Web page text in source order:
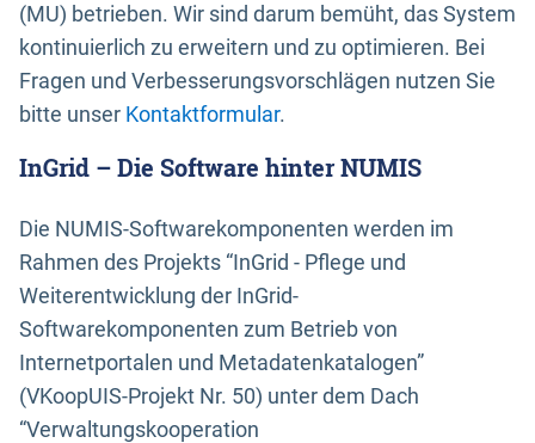
(MU) betrieben. Wir sind darum bemüht, das System
kontinuierlich zu erweitern und zu optimieren. Bei
Fragen und Verbesserungsvorschlägen nutzen Sie
bitte unser Kontaktformular.
InGrid – Die Software hinter NUMIS
Die NUMIS-Softwarekomponenten werden im
Rahmen des Projekts “InGrid - Pflege und
Weiterentwicklung der InGrid-
Softwarekomponenten zum Betrieb von
Internetportalen und Metadatenkatalogen”
(VKoopUIS-Projekt Nr. 50) unter dem Dach
“Verwaltungskooperation